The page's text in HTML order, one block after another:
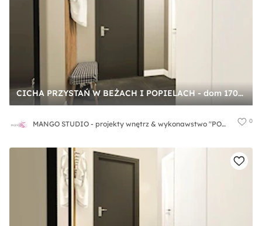
CICHA PRZYSTAŃ W BEŻACH I POPIELACH - dom 170m2 - Hol / przedpokój, styl nowoczesny - zdjęcie od MANGO STUDIO - projekty wnętrz & wykonawstwo "POD KLUCZ" - ZASTĘPSTWO INWESTORSKIE - projekty wnętrz HoReCa - konsultacje
MANGO STUDIO - projekty wnętrz & wykonawstwo "POD KLUCZ" - ZASTĘPSTWO INWESTORSKIE - projekty wnętrz HoReCa - konsultacje 0